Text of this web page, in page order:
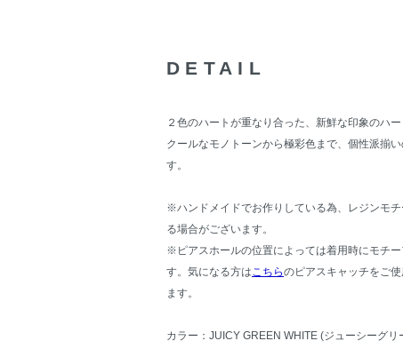
DETAIL
２色のハートが重なり合った、新鮮な印象のハー
クールなモノトーンから極彩色まで、個性派揃
す。
※ハンドメイドでお作りしている為、レジンモ
る場合がございます。
※ピアスホールの位置によっては着用時にモチー
す。気になる方は こちらのピアスキャッチをご
ます。
カラー：JUICY GREEN WHITE (ジューシーグリ